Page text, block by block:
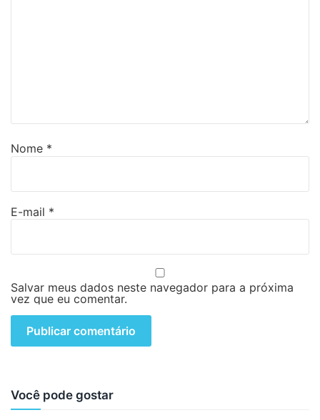
Nome *
E-mail *
Salvar meus dados neste navegador para a próxima
vez que eu comentar.
Você pode gostar